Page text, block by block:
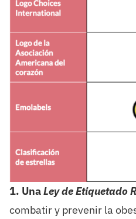
1. UnaLey de Etiquetado
combatir y prevenir la